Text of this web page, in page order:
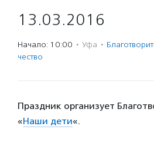
13.03.2016
Начало: 10:00 · Уфа ·
чест­во
Праздник организует
«Наши дети«.